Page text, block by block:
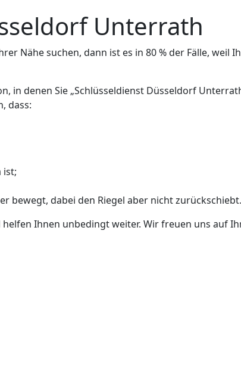
Unterrath
Nähe suchen, dann ist es in 80 % der Fälle, weil
in denen Sie „Schlüsseldienst Düsseldorf
dass:
ist;
bewegt, dabei den Riegel aber nicht zurückschiebt.
helfen Ihnen unbedingt weiter. Wir freuen uns auf